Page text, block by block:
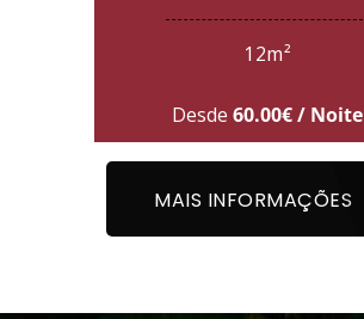
12m²
Desde 60.00€ / Noite
MAIS INFORMAÇÕES